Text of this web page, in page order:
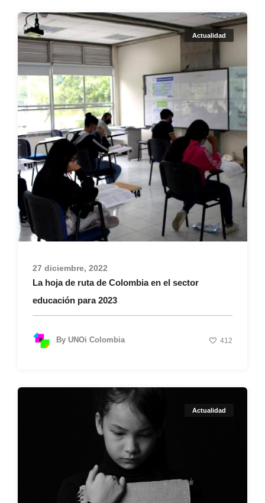
Actualidad
27 diciembre, 2022
La hoja de ruta de Colombia en el sector
educación para 2023
By UNOi Colombia 412
Actualidad